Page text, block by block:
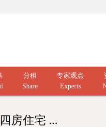
分租
Share
专家观点
Experts
房住宅 ...